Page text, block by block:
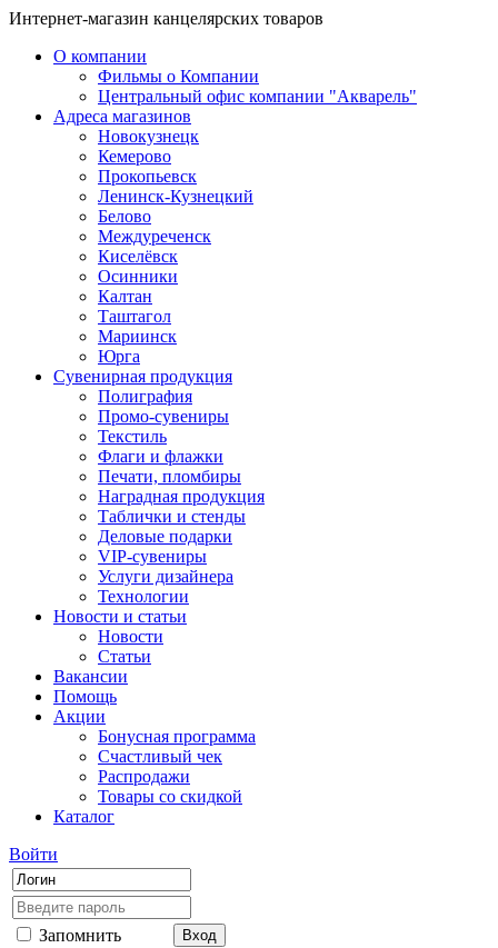
Интернет-магазин канцелярских товаров
О компании
Фильмы о Компании
Центральный офис компании "Акварель"
Адреса магазинов
Новокузнецк
Кемерово
Прокопьевск
Ленинск-Кузнецкий
Белово
Междуреченск
Киселёвск
Осинники
Калтан
Таштагол
Мариинск
Юрга
Сувенирная продукция
Полиграфия
Промо-сувениры
Текстиль
Флаги и флажки
Печати, пломбиры
Наградная продукция
Таблички и стенды
Деловые подарки
VIP-сувениры
Услуги дизайнера
Технологии
Новости и статьи
Новости
Статьи
Вакансии
Помощь
Акции
Бонусная программа
Счастливый чек
Распродажи
Товары со скидкой
Каталог
Войти
Запомнить